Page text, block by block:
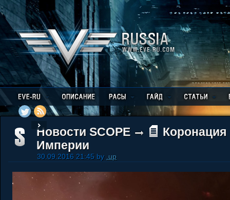
Новости SCOPE
Империи
30.09.2016 21:45 by .up